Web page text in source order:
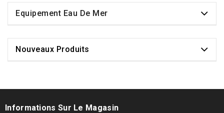
Equipement Eau De Mer
Nouveaux Produits
Informations Sur Le Magasin